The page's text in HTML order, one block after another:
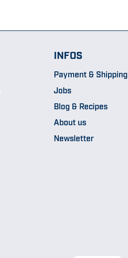
INFOS
Payment & Shipping
Jobs
Blog & Recipes
About us
Newsletter